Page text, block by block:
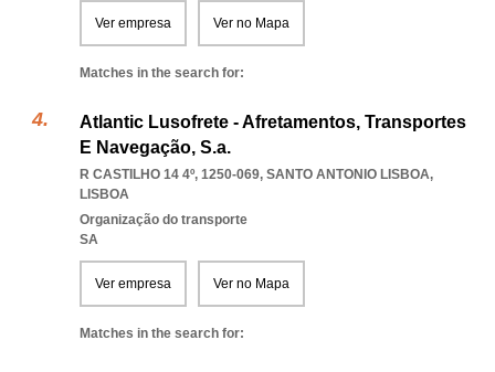
Ver empresa Ver no Mapa
Matches in the search for:
Atlantic Lusofrete - Afretamentos, Transportes
E Navegação, S.a.
R CASTILHO 14 4º, 1250-069, SANTO ANTONIO LISBOA,
LISBOA
Organização do transporte
SA
Ver empresa Ver no Mapa
Matches in the search for: